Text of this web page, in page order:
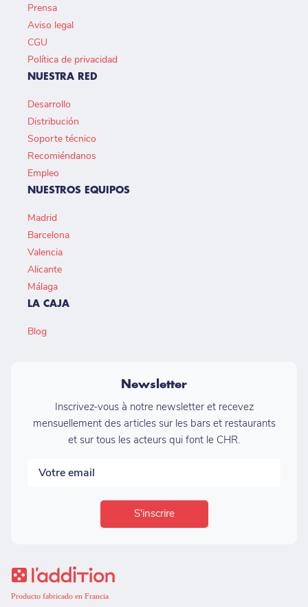
Prensa
Aviso legal
CGU
Política de privacidad
NUESTRA RED
Desarrollo
Distribución
Soporte técnico
Recomiéndanos
Empleo
NUESTROS EQUIPOS
Madrid
Barcelona
Valencia
Alicante
Málaga
LA CAJA
Blog
Newsletter
Inscrivez-vous à notre newsletter et recevez
mensuellement des articles sur les bars et restaurants
et sur tous les acteurs qui font le CHR.